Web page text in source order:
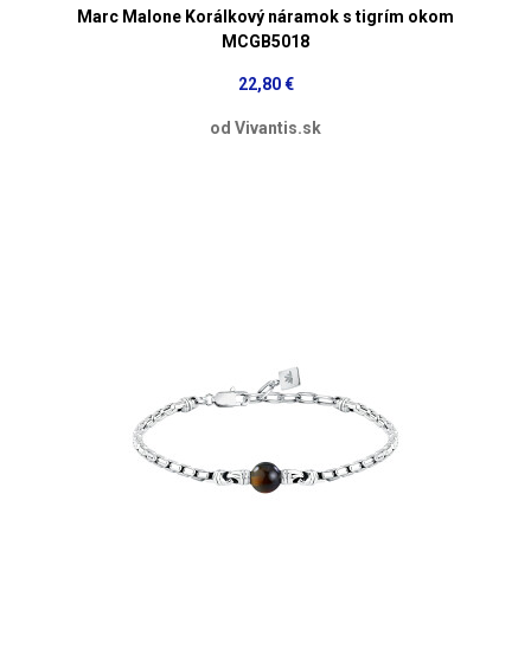
Marc Malone Korálkový náramok s tigrím okom
MCGB5018
22,80 €
od Vivantis.sk